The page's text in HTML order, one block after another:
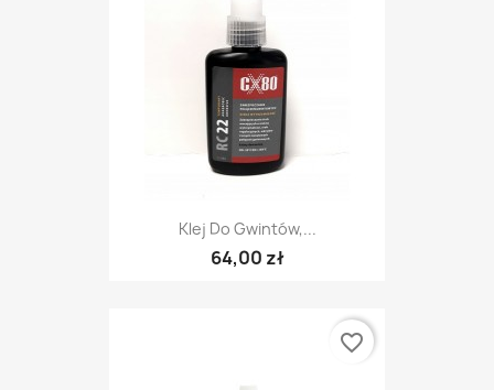
Klej Do Gwintów,...
64,00 zł
favorite_border